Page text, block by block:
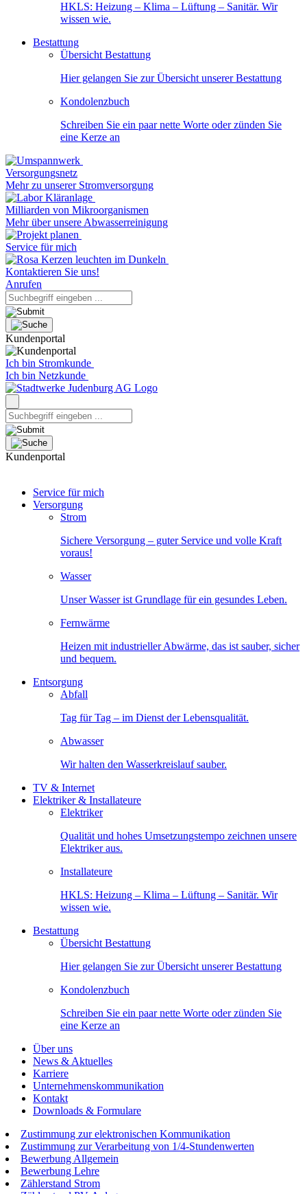
HKLS: Heizung – Klima – Lüftung – Sanitär. Wir
wissen wie.
Bestattung
Übersicht Bestattung
Hier gelangen Sie zur Übersicht unserer Bestattung
Kondolenzbuch
Schreiben Sie ein paar nette Worte oder zünden Sie
eine Kerze an
Versorgungsnetz
Mehr zu unserer Stromversorgung
Milliarden von Mikroorganismen
Mehr über unsere Abwasserreinigung
Service für mich
Kontaktieren Sie uns!
Anrufen
Kundenportal
Ich bin Stromkunde
Ich bin Netzkunde
Kundenportal
Service für mich
Versorgung
Strom
Sichere Versorgung – guter Service und volle Kraft
voraus!
Wasser
Unser Wasser ist Grundlage für ein gesundes Leben.
Fernwärme
Heizen mit industrieller Abwärme, das ist sauber, sicher
und bequem.
Entsorgung
Abfall
Tag für Tag – im Dienst der Lebensqualität.
Abwasser
Wir halten den Wasserkreislauf sauber.
TV & Internet
Elektriker & Installateure
Elektriker
Qualität und hohes Umsetzungstempo zeichnen unsere
Elektriker aus.
Installateure
HKLS: Heizung – Klima – Lüftung – Sanitär. Wir
wissen wie.
Bestattung
Übersicht Bestattung
Hier gelangen Sie zur Übersicht unserer Bestattung
Kondolenzbuch
Schreiben Sie ein paar nette Worte oder zünden Sie
eine Kerze an
Über uns
News & Aktuelles
Karriere
Unternehmenskommunikation
Kontakt
Downloads & Formulare
Zustimmung zur elektronischen Kommunikation
Zustimmung zur Verarbeitung von 1/4-Stundenwerten
Bewerbung Allgemein
Bewerbung Lehre
Zählerstand Strom